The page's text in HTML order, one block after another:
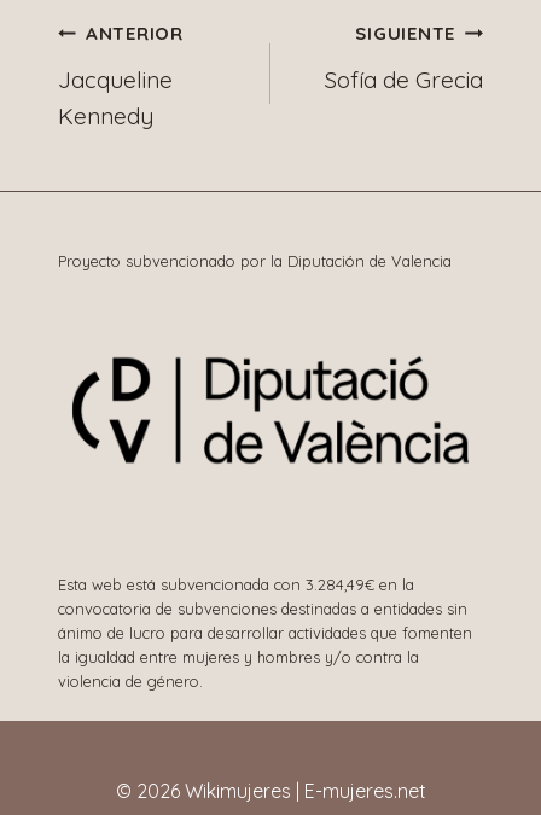
Navegación
de
ANTERIOR
Jacqueline
Kennedy
SIGUIENTE
Sofía de Grecia
Proyecto subvencionado por la Diputación de Valencia
Esta web está subvencionada con 3.284,49€ en la
convocatoria de subvenciones destinadas a entidades sin
ánimo de lucro para desarrollar actividades que fomenten
la igualdad entre mujeres y hombres y/o contra la
violencia de género.
© 2026 Wikimujeres | E-mujeres.net